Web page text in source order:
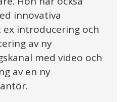
innovativa
ex introducering och
av ny
med video och
av en ny